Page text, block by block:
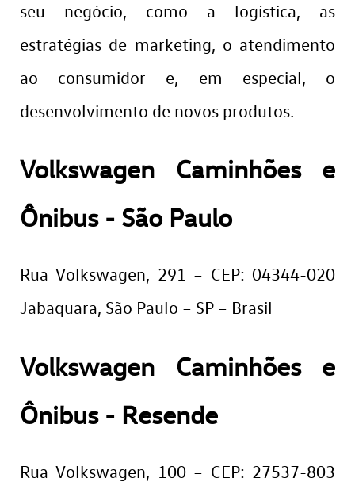
seu negócio, como a logística, as
estratégias de marketing, o atendimento
ao consumidor e, em especial, o
desenvolvimento de novos produtos.
Volkswagen Caminhões e
Ônibus - São Paulo
Rua Volkswagen, 291 – CEP: 04344-020
Jabaquara, São Paulo – SP – Brasil
Volkswagen Caminhões e
Ônibus - Resende
Rua Volkswagen, 100 – CEP: 27537-803